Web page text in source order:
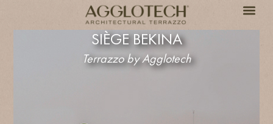
SIÈGE BEKINA
Terrazzo by Agglotech